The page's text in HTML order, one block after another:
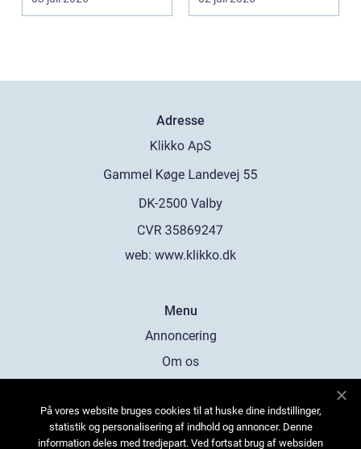
renoveri...
Adresse
web: www.klikko.dk
Menu
Annoncering
Om os
Kontakt os
Sitemap
På vores website bruges cookies til at huske dine indstillinger,
statistik og personalisering af indhold og annoncer. Denne
information deles med tredjepart. Ved fortsat brug af websiden